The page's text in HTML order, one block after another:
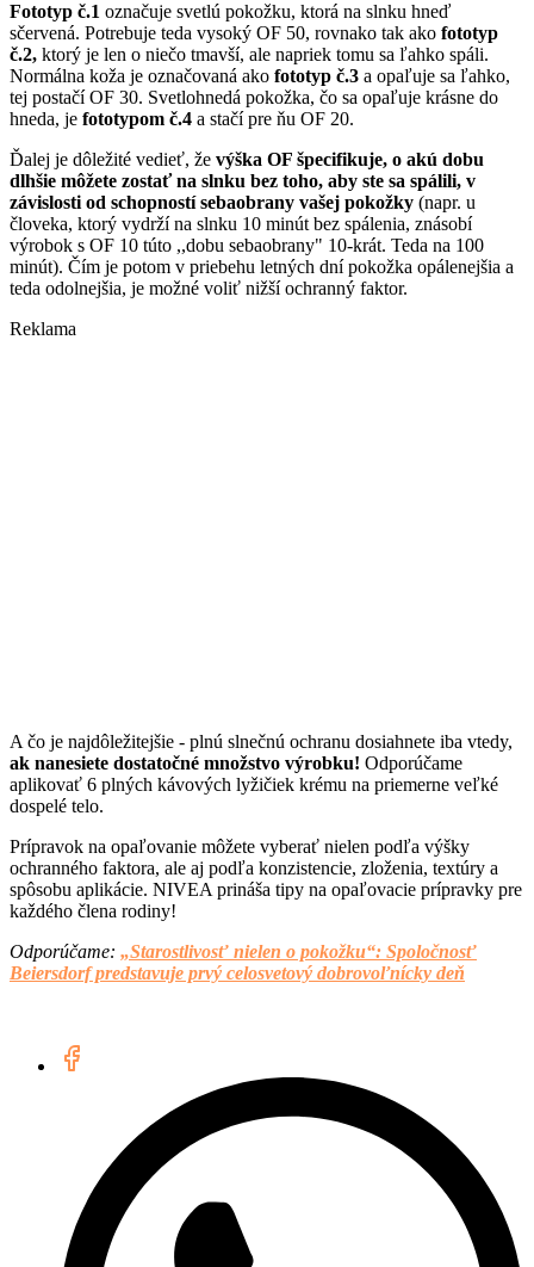
Fototyp č.1 označuje svetlú pokožku, ktorá na slnku hneď
sčervená. Potrebuje teda vysoký OF 50, rovnako tak ako fototyp
č.2, ktorý je len o niečo tmavší, ale napriek tomu sa ľahko spáli.
Normálna koža je označovaná ako fototyp č.3 a opaľuje sa ľahko,
tej postačí OF 30. Svetlohnedá pokožka, čo sa opaľuje krásne do
hneda, je fototypom č.4 a stačí pre ňu OF 20.
Ďalej je dôležité vedieť, že výška OF špecifikuje, o akú dobu
dlhšie môžete zostať na slnku bez toho, aby ste sa spálili, v
závislosti od schopností sebaobrany vašej pokožky (napr. u
človeka, ktorý vydrží na slnku 10 minút bez spálenia, znásobí
výrobok s OF 10 túto ,,dobu sebaobrany" 10-krát. Teda na 100
minút). Čím je potom v priebehu letných dní pokožka opálenejšia a
teda odolnejšia, je možné voliť nižší ochranný faktor.
Reklama
A čo je najdôležitejšie - plnú slnečnú ochranu dosiahnete iba vtedy,
ak nanesiete dostatočné množstvo výrobku! Odporúčame
aplikovať 6 plných kávových lyžičiek krému na priemerne veľké
dospelé telo.
Prípravok na opaľovanie môžete vyberať nielen podľa výšky
ochranného faktora, ale aj podľa konzistencie, zloženia, textúry a
spôsobu aplikácie. NIVEA prináša tipy na opaľovacie prípravky pre
každého člena rodiny!
Odporúčame: „Starostlivosť nielen o pokožku“: Spoločnosť
Beiersdorf predstavuje prvý celosvetový dobrovoľnícky deň